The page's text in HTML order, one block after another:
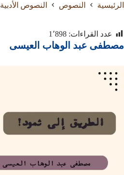
الرئيسية النصوص النصوص الأدبية
عدد القراءات: 1٬898
مصطفى عبد الوهاب العيسى